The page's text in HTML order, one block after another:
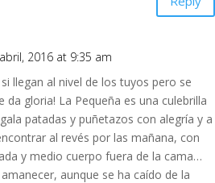
2016 at 9:35 am
llegan al nivel de los tuyos pero se
da gloria! La Pequeña es una culebrilla
patadas y puñetazos con alegría y a
al revés por las mañana, con
y medio cuerpo fuera de la cama…
aunque se ha caído de la